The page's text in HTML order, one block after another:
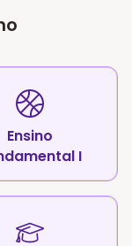
Ensino
I